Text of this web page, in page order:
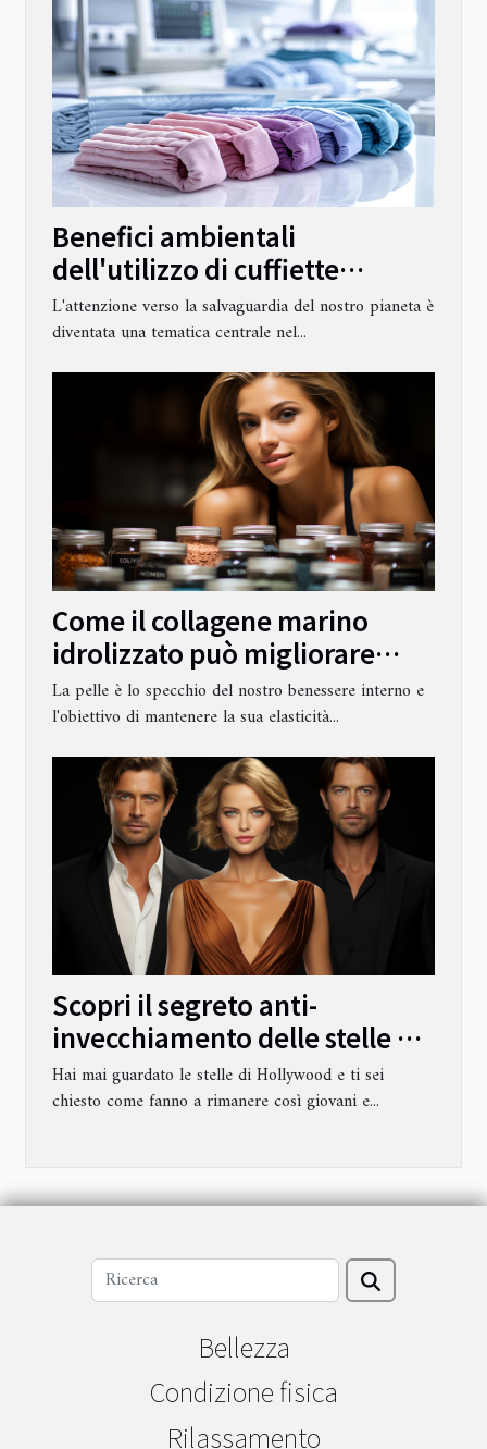
Benefici ambientali
dell'utilizzo di cuffiette
chirurgiche riutilizzabili in
cotone
L'attenzione verso la salvaguardia del nostro pianeta è
diventata una tematica centrale nel...
Come il collagene marino
idrolizzato può migliorare
l'elasticità e la tonicità della
pelle
La pelle è lo specchio del nostro benessere interno e
l'obiettivo di mantenere la sua elasticità...
Scopri il segreto anti-
invecchiamento delle stelle di
Hollywood
Hai mai guardato le stelle di Hollywood e ti sei
chiesto come fanno a rimanere così giovani e...
Bellezza
Condizione fisica
Rilassamento